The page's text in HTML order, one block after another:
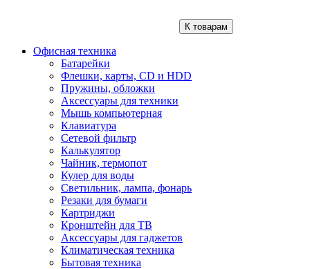
К товарам
Офисная техника
Батарейки
Флешки, карты, CD и HDD
Пружины, обложки
Аксессуары для техники
Мышь компьютерная
Клавиатура
Сетевой фильтр
Калькулятор
Чайник, термопот
Кулер для воды
Светильник, лампа, фонарь
Резаки для бумаги
Картриджи
Кронштейн для ТВ
Аксессуары для гаджетов
Климатическая техника
Бытовая техника